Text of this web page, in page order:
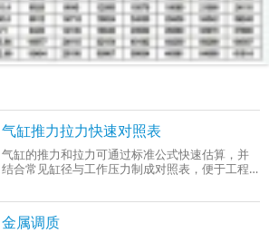
气缸推力拉力快速对照表
气缸的推力和拉力可通过标准公式快速估算，并
结合常见缸径与工作压力制成对照表，便于工程
力0.4–0.6 MPa）整理的‌气缸推力与拉力快
金属调质